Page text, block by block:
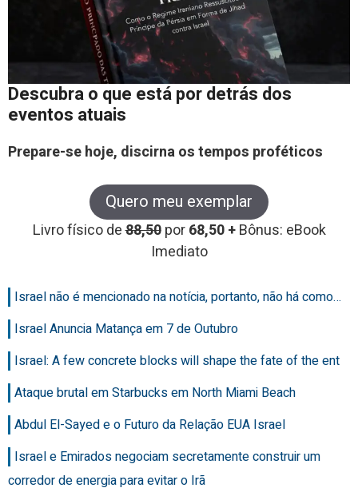
Descubra o que está por detrás dos
eventos atuais
Prepare-se hoje, discirna os tempos proféticos
Quero meu exemplar
Livro físico de88,50 por68,50 +Bônus: eBook
Imediato
Israel não é mencionado na notícia, portanto, não há como…
Israel Anuncia Matança em 7 de Outubro
Israel: A few concrete blocks will shape the fate of the ent
Ataque brutal em Starbucks em North Miami Beach
Abdul El-Sayed e o Futuro da Relação EUA Israel
Israel e Emirados negociam secretamente construir um
corredor de energia para evitar o Irã